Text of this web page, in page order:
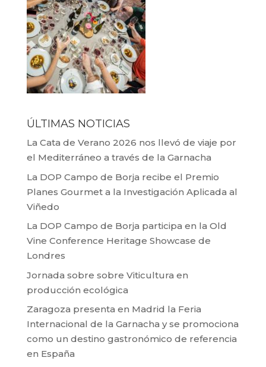
ÚLTIMAS NOTICIAS
La Cata de Verano 2026 nos llevó de viaje por
el Mediterráneo a través de la Garnacha
La DOP Campo de Borja recibe el Premio
Planes Gourmet a la Investigación Aplicada al
Viñedo
La DOP Campo de Borja participa en la Old
Vine Conference Heritage Showcase de
Londres
Jornada sobre sobre Viticultura en
producción ecológica
Zaragoza presenta en Madrid la Feria
Internacional de la Garnacha y se promociona
como un destino gastronómico de referencia
en España